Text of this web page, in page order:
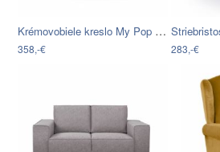
Krémovobiele kreslo My Pop Design Balard
358,-€ 283,-€